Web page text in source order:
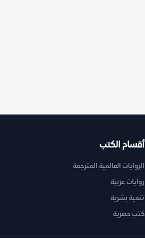
أقسام الكتب
الروايات العالمية المترجمة
روايات عربية
تنمية بشرية
كتب حصرية